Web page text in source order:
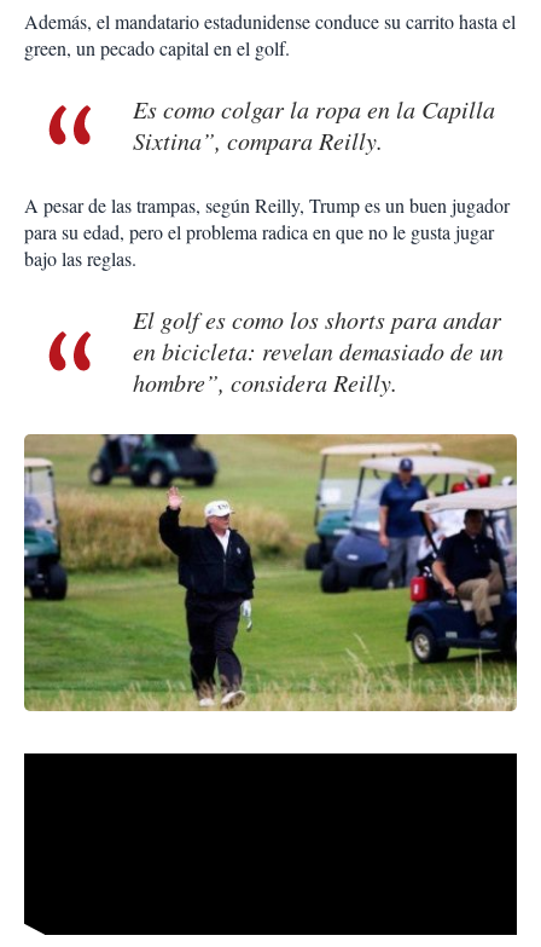
Además, el mandatario estadunidense conduce su carrito hasta el
green, un pecado capital en el golf.
Es como colgar la ropa en la Capilla
Sixtina”, compara Reilly.
A pesar de las trampas, según Reilly, Trump es un buen jugador
para su edad, pero el problema radica en que no le gusta jugar
bajo las reglas.
El golf es como los shorts para andar
en bicicleta: revelan demasiado de un
hombre”, considera Reilly.